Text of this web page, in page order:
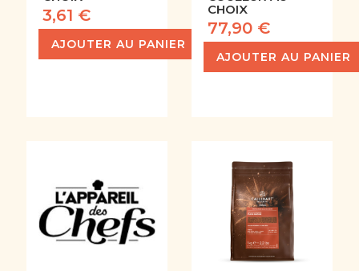
3,61 €
AJOUTER AU PANIER
CHOIX
77,90 €
AJOUTER AU PANIER